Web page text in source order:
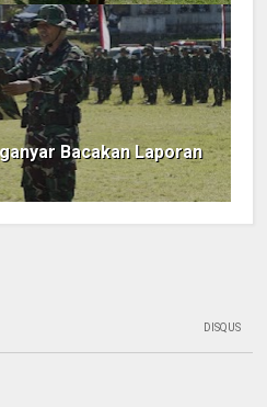
Bacakan Laporan
DISQUS